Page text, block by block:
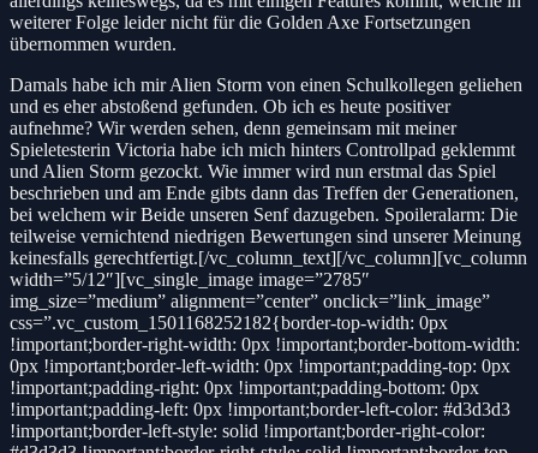
weiterer Folge leider nicht für die Golden Axe Fortsetzungen
übernommen wurden.
Damals habe ich mir Alien Storm von einen Schulkollegen geliehen
und es eher abstoßend gefunden. Ob ich es heute positiver
aufnehme? Wir werden sehen, denn gemeinsam mit meiner
Spieletesterin Victoria habe ich mich hinters Controllpad geklemmt
und Alien Storm gezockt. Wie immer wird nun erstmal das Spiel
beschrieben und am Ende gibts dann das Treffen der Generationen,
bei welchem wir Beide unseren Senf dazugeben. Spoileralarm: Die
teilweise vernichtend niedrigen Bewertungen sind unserer Meinung
keinesfalls gerechtfertigt.[/vc_column_text][/vc_column][vc_column
width=”5/12″][vc_single_image image=”2785″
img_size=”medium” alignment=”center” onclick=”link_image”
css=”.vc_custom_1501168252182{border-top-width: 0px
!important;border-right-width: 0px !important;border-bottom-width:
0px !important;border-left-width: 0px !important;padding-top: 0px
!important;padding-right: 0px !important;padding-bottom: 0px
!important;padding-left: 0px !important;border-left-color: #d3d3d3
!important;border-left-style: solid !important;border-right-color: